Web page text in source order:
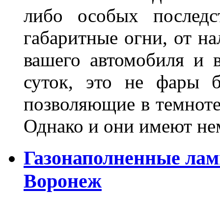
либо особых
габаритные огни, от
вашего автомобиля и
суток, это не фары
позволяющие в
Однако и они имеют
Газонаполненные
Воронеж